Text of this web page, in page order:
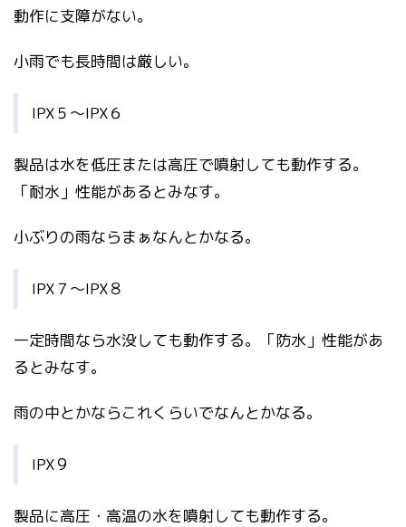
動作に支障がない。
小雨でも長時間は厳しい。
IPX５～IPX６
製品は水を低圧または高圧で噴射しても動作する。
「耐水」性能があるとみなす。
小ぶりの雨ならまぁなんとかなる。
IPX７～IPX８
一定時間なら水没しても動作する。「防水」性能があ
るとみなす。
雨の中とかならこれくらいでなんとかなる。
IPX９
製品に高圧・高温の水を噴射しても動作する。